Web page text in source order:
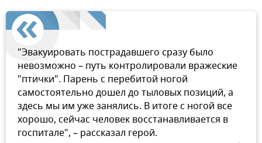
"Эвакуировать пострадавшего сразу было
невозможно – путь контролировали вражеские
"птички". Парень с перебитой ногой
самостоятельно дошел до тыловых позиций, а
здесь мы им уже занялись. В итоге с ногой все
хорошо, сейчас человек восстанавливается в
госпитале", – рассказал герой.